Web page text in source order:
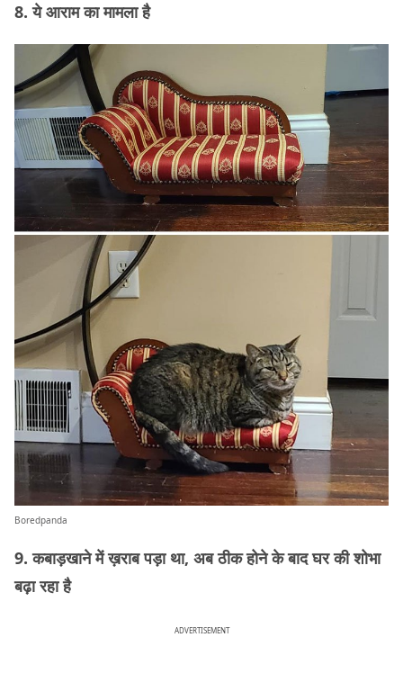
8. ये आराम का मामला है
Boredpanda
9. कबाड़खाने में ख़राब पड़ा था, अब ठीक होने के बाद घर की शोभा
बढ़ा रहा है
ADVERTISEMENT